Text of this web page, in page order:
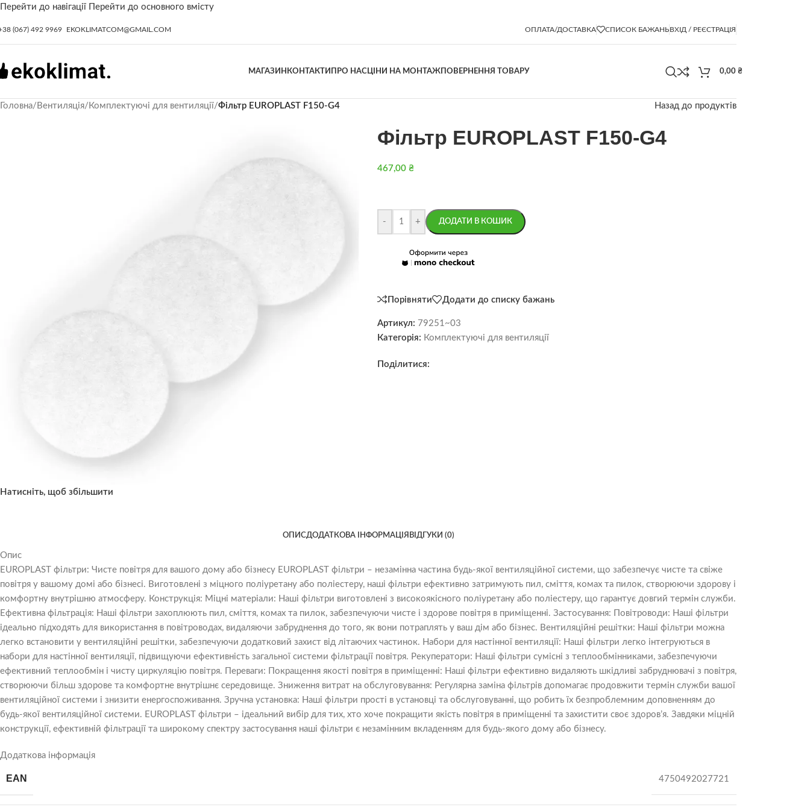
Перейти до навігації Перейти до основного вмісту
(067) 492 9969 EKOKLIMATCOM@GMAIL.COM ОПЛАТА/ДОСТАВКА СПИСОК БАЖАНЬВХІД / РЕЄСТРАЦІЯ
МАГАЗИН КОНТАКТИ ПРО НАСЦІНИ НА МОНТАЖПОВЕРНЕННЯ ТОВАРУ 0,00 ₴
Головна/ Вентиляція/ Комплектуючі для вентиляції/Фільтр EUROPLAST F150-G4 Назад до продуктів
Натисніть, щоб збільшити
Фільтр EUROPLAST F150-G4
467,00 ₴
- + ДОДАТИ В КОШИК
Порівняти Додати до списку бажань
Артикул: 79251~03
Категорія: Комплектуючі для вентиляції
Поділитися:
ОПИСДОДАТКОВА ІНФОРМАЦІЯ ВІДГУКИ (0)
Опис
EUROPLAST фільтри: Чисте повітря для вашого дому або бізнесу EUROPLAST фільтри – незамінна частина будь-якої вентиляційної системи, що забезпечує чисте та свіже
повітря у вашому домі або бізнесі. Виготовлені з міцного поліуретану або поліестеру, наші фільтри ефективно затримують пил, сміття, комах та пилок, створюючи здорову і
комфортну внутрішню атмосферу. Конструкція: Міцні матеріали: Наші фільтри виготовлені з високоякісного поліуретану або поліестеру, що гарантує довгий термін служби.
Ефективна фільтрація: Наші фільтри захоплюють пил, сміття, комах та пилок, забезпечуючи чисте і здорове повітря в приміщенні. Застосування: Повітроводи: Наші фільтри
ідеально підходять для використання в повітроводах, видаляючи забруднення до того, як вони потраплять у ваш дім або бізнес. Вентиляційні решітки: Наші фільтри можна
легко встановити у вентиляційні решітки, забезпечуючи додатковий захист від літаючих частинок. Набори для настінної вентиляції: Наші фільтри легко інтегруються в
набори для настінної вентиляції, підвищуючи ефективність загальної системи фільтрації повітря. Рекуператори: Наші фільтри сумісні з теплообмінниками, забезпечуючи
ефективний теплообмін і чисту циркуляцію повітря. Переваги: Покращення якості повітря в приміщенні: Наші фільтри ефективно видаляють шкідливі забруднювачі з повітря,
створюючи більш здорове та комфортне внутрішнє середовище. Зниження витрат на обслуговування: Регулярна заміна фільтрів допомагає продовжити термін служби вашої
вентиляційної системи і знизити енергоспоживання. Зручна установка: Наші фільтри прості в установці та обслуговуванні, що робить їх безпроблемним доповненням до
будь-якої вентиляційної системи. EUROPLAST фільтри – ідеальний вибір для тих, хто хоче покращити якість повітря в приміщенні та захистити своє здоров’я. Завдяки міцній
конструкції, ефективній фільтрації та широкому спектру застосування наші фільтри є незамінним вкладенням для будь-якого дому або бізнесу.
Додаткова інформація
EAN 4750492027721